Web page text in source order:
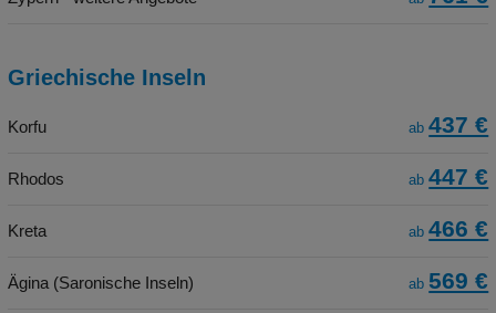
Griechische Inseln
Korfu ab 437 €
Rhodos ab 447 €
Kreta ab 466 €
Ägina (Saronische Inseln) ab 569 €